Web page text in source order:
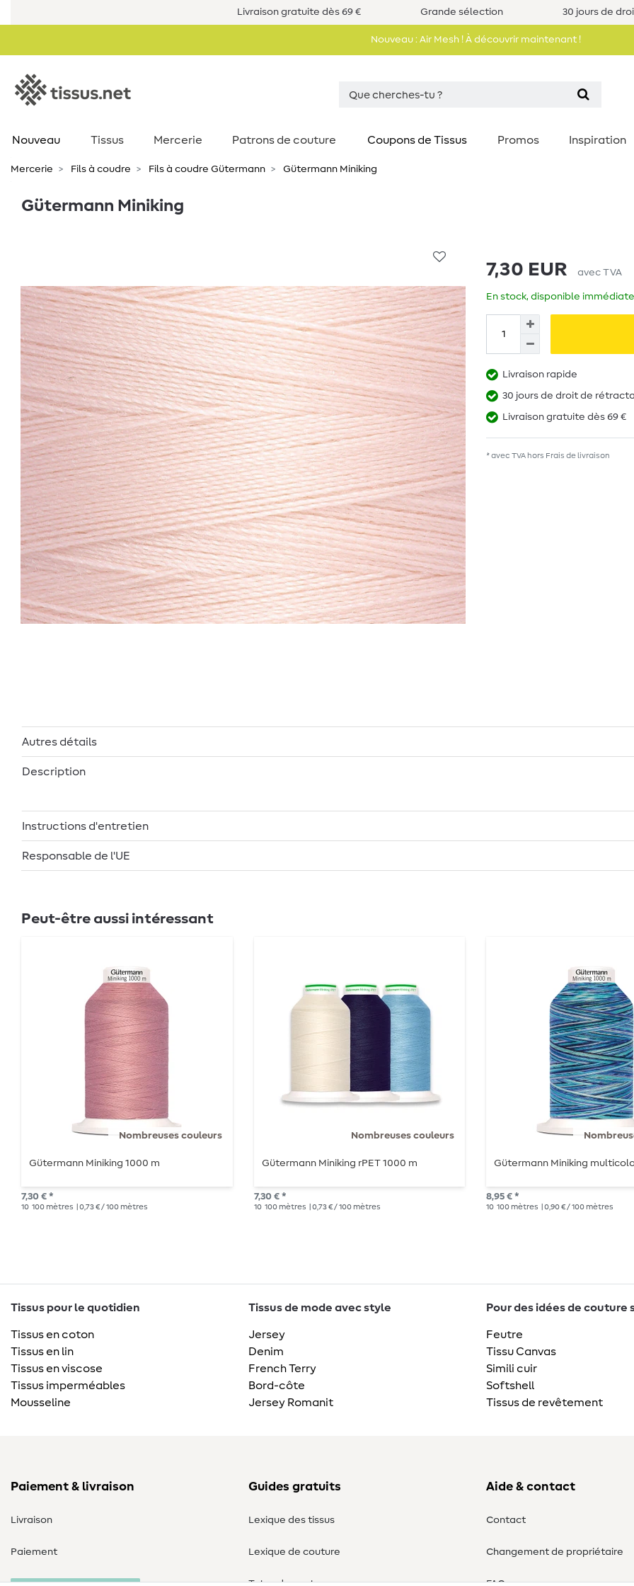
Livraison gratuite dès 69 € Grande sélection 30 jours de
Nouveau : Air Mesh ! À découvrir maintenant !
Nouveau Tissus Mercerie Patrons de couture Coupons de Tissus Promos Inspiration
Mercerie Fils à coudre Fils à coudre Gütermann Gütermann Miniking
Gütermann Miniking
7,30 EUR avec TVA
En stock, disponible
Livraison rapide
30 jours de droit de
Livraison gratuite dès 69 €
* avec TVA hors Frais de livraison
Autres détails
Description
Instructions d'entretien
Responsable de l'UE
Peut-être aussi intéressant
Nombreuses couleurs
Gütermann Miniking 1000 m
7,30 € *
10 100 mètres | 0,73 € / 100 mètres
Nombreuses couleurs
Gütermann Miniking rPET 1000 m
7,30 € *
10 100 mètres | 0,73 € / 100 mètres
Gütermann Miniking
8,95 € *
10 100 mètres | 0,90 € / 100 mètres
Tissus pour le quotidien
Tissus en coton
Tissus en lin
Tissus en viscose
Tissus imperméables
Mousseline
Tissus de mode avec style
Jersey
Denim
French Terry
Bord-côte
Jersey Romanit
Pour des idées de couture
Feutre
Tissu Canvas
Simili cuir
Softshell
Tissus de revêtement
Paiement & livraison
Livraison
Paiement
Guides gratuits
Lexique des tissus
Lexique de couture
Tutos de couture
Aide & contact
Contact
Changement de propriétaire
FAQ